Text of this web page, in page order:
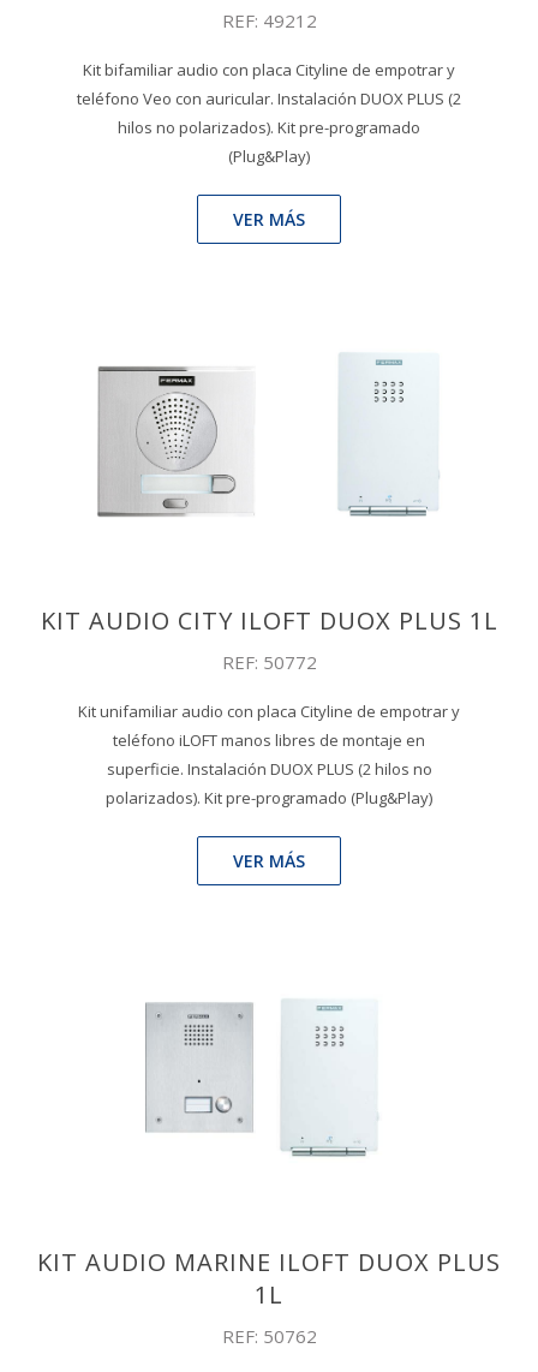
REF: 49212
Kit bifamiliar audio con placa Cityline de empotrar y
teléfono Veo con auricular. Instalación DUOX PLUS (2
hilos no polarizados). Kit pre-programado
(Plug&Play)
VER MÁS
KIT AUDIO CITY ILOFT DUOX PLUS 1L
REF: 50772
Kit unifamiliar audio con placa Cityline de empotrar y
teléfono iLOFT manos libres de montaje en
superficie. Instalación DUOX PLUS (2 hilos no
polarizados). Kit pre-programado (Plug&Play)
VER MÁS
KIT AUDIO MARINE ILOFT DUOX PLUS
1L
REF: 50762